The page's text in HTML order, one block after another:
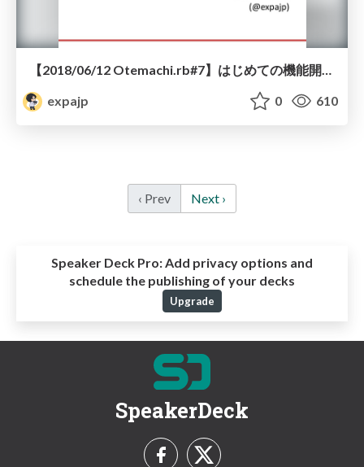
【2018/06/12 Otemachi.rb#7】はじめての機能開発でわかった３つのこと
expajp
0 610
‹ Prev Next ›
Speaker Deck Pro:Add privacy options and
schedule the publishing of your decks
Upgrade
SpeakerDeck